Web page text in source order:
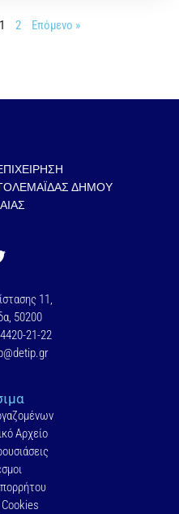
1 2 Επόμενο »
ΔΗΜΟΥ
11,
50200
21-22
Αρχείο
Cookies